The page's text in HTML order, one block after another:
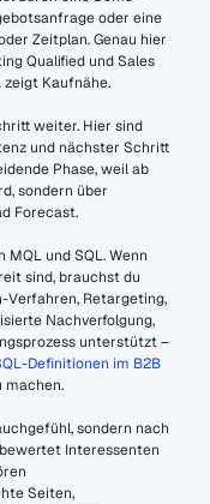
oder eine
Zeitplan. Genau hier
Qualified und Sales
zeigt Kaufnähe.
weiter. Hier sind
und nächster Schritt
Phase, weil ab
sondern über
Forecast.
und SQL. Wenn
sind, brauchst du
Verfahren, Retargeting,
Nachverfolgung,
unterstützt –
Definitionen im B2B
machen.
sondern nach
Interessenten
Seiten,